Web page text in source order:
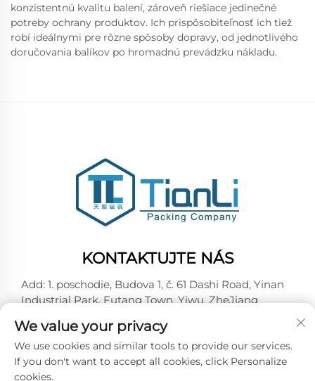
konzistentnú kvalitu balení, zároveň riešiace jedinečné
potreby ochrany produktov. Ich prispôsobiteľnosť ich tiež
robí ideálnymi pre rôzne spôsoby dopravy, od jednotlivého
doručovania balíkov po hromadnú prevádzku nákladu.
KONTAKTUJTE NÁS
Add: 1. poschodie, Budova 1, č. 61 Dashi Road, Yinan
Industrial Park, Futang Town, Yiwu, ZheJiang
Tel.: +86-15727967357
E-Mail:[email protected]
We value your privacy
We use cookies and similar tools to provide our services.
If you don't want to accept all cookies, click Personalize
cookies.